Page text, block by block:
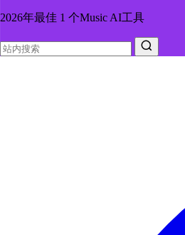
2026年最佳 1 个Music AI工具